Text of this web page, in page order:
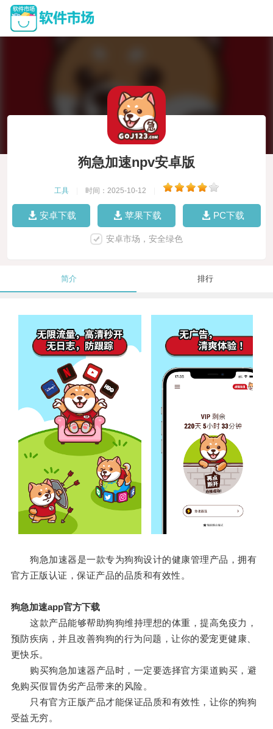
狗急加速npv安卓版
工具 时间：2025-10-12
安卓下载 苹果下载 PC下载
安卓市场，安全绿色
简介 排行
狗急加速器是一款专为狗狗设计的健康管理产品，拥有
官方正版认证，保证产品的品质和有效性。
狗急加速app官方下载
这款产品能够帮助狗狗维持理想的体重，提高免疫力，
预防疾病，并且改善狗狗的行为问题，让你的爱宠更健康、
更快乐。
购买狗急加速器产品时，一定要选择官方渠道购买，避
免购买假冒伪劣产品带来的风险。
只有官方正版产品才能保证品质和有效性，让你的狗狗
受益无穷。